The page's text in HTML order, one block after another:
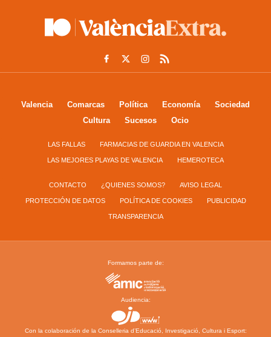
Valencia Comarcas Política Economía
Sociedad
Cultura
Sucesos Ocio
LAS FALLAS FARMACIAS DE GUARDIA EN VALENCIA
LAS MEJORES PLAYAS DE VALENCIA HEMEROTECA
CONTACTO ¿QUIENES SOMOS? AVISO LEGAL
PROTECCIÓN DE DATOS POLÍTICA DE COOKIES PUBLICIDAD
TRANSPARENCIA
Formamos parte de:
Audiencia:
Con la colaboración de la Conselleria d’Educació, Investigació, Cultura i Esport: